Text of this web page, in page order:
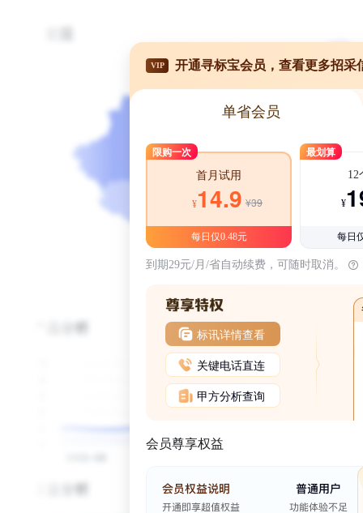
VIP 开通寻标宝会员，查看更多招采
单省会员
限购一次
首月试用
¥14.9 ¥39
每日仅0.48元
最划算
12
¥
每日
到期29元/月/省自动续费，可随时取消。
标讯详情查看
关键电话直连
甲方分析查询
会员尊享权益